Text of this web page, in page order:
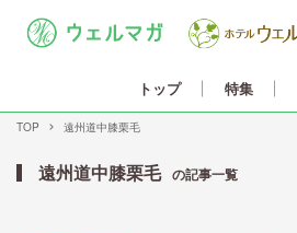
トップ 特集
TOP 遠州道中膝栗毛
遠州道中膝栗毛 の記事一覧